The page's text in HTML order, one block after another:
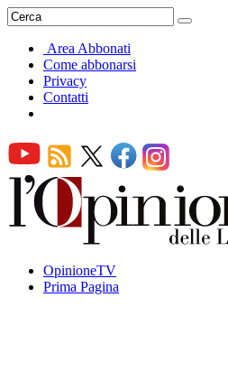
Area Abbonati
Come abbonarsi
Privacy
Contatti
OpinioneTV
Prima Pagina